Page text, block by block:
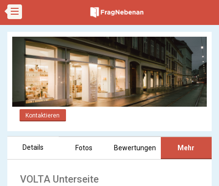
Kontaktieren
Details Fotos Bewertungen Mehr
VOLTA Unterseite